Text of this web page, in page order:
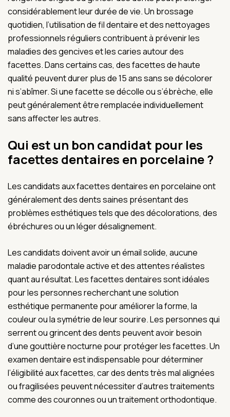
considérablement leur durée de vie. Un brossage
quotidien, l’utilisation de fil dentaire et des nettoyages
professionnels réguliers contribuent à prévenir les
maladies des gencives et les caries autour des
facettes. Dans certains cas, des facettes de haute
qualité peuvent durer plus de 15 ans sans se décolorer
ni s’abîmer. Si une facette se décolle ou s’ébrèche, elle
peut généralement être remplacée individuellement
sans affecter les autres.
Qui est un bon candidat pour les
facettes dentaires en porcelaine ?
Les candidats aux facettes dentaires en porcelaine ont
généralement des dents saines présentant des
problèmes esthétiques tels que des décolorations, des
ébréchures ou un léger désalignement.
Les candidats doivent avoir un émail solide, aucune
maladie parodontale active et des attentes réalistes
quant au résultat. Les facettes dentaires sont idéales
pour les personnes recherchant une solution
esthétique permanente pour améliorer la forme, la
couleur ou la symétrie de leur sourire. Les personnes qui
serrent ou grincent des dents peuvent avoir besoin
d’une gouttière nocturne pour protéger les facettes. Un
examen dentaire est indispensable pour déterminer
l’éligibilité aux facettes, car des dents très mal alignées
ou fragilisées peuvent nécessiter d’autres traitements
comme des couronnes ou un traitement orthodontique.